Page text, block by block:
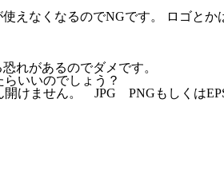
えなくなるのでNGです。 ロゴとか
れがあるのでダメです。
いいのでしょう？
けません。 JPG PNGもしくは